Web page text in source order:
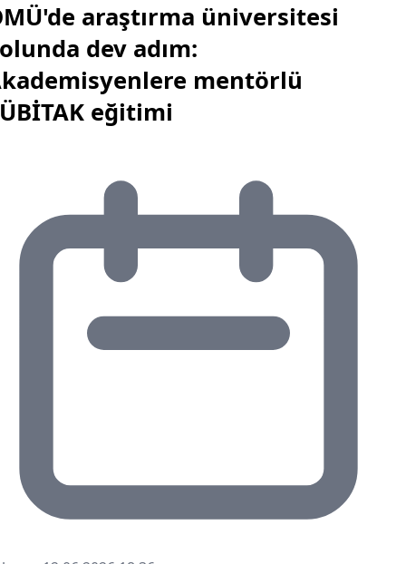
araştırma üniversitesi
dev adım:
mentörlü
eğitimi